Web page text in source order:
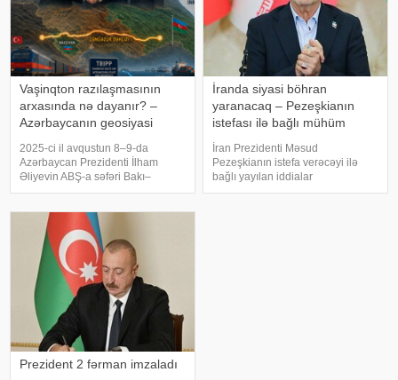
Vaşinqton razılaşmasının
arxasında nə dayanır? –
Azərbaycanın geosiyasi
2025-ci il avqustun 8–9-da
Azərbaycan Prezidenti İlham
Əliyevin ABŞ-a səfəri Bakı–
Vaşinqton münasibətlərində yeni
yanaşı, Cənubi Qafqazın
geosiyasi xəritəsində baş verən
dəyişikliklərin də mühü
İranda siyasi böhran
yaranacaq – Pezeşkianın
istefası ilə bağlı mühüm
açıqlama
İran Prezidenti Məsud
Pezeşkianın istefa verəcəyi ilə
bağlı yayılan iddialar
müzakirələrə səbəb olub. Bəs
Prezident 2 fərman imzaladı